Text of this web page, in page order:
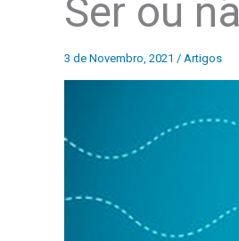
Ser ou
3 de Novembro, 2021 / Artigos